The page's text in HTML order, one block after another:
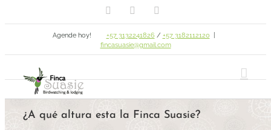
to
FacebookEmail
Agende hoy! +57 3132241826 / +57 3182112120
fincasuasie@gmail.com
¿A qué altura esta la Finca Suasie?